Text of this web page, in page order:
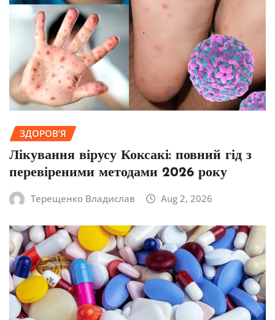
ЗДОРОВ’Я
Лікування вірусу Коксакі: повний гід з
перевіреними методами 2026 року
Терещенко Владислав Aug 2, 2026